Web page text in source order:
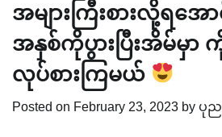
အများကြီးစားလို့ရအ
အနှစ်ကိုပွားပြီးအိမ်မှ
လုပ်စားကြမယ်
Posted on February 23, 2023 by ပုည